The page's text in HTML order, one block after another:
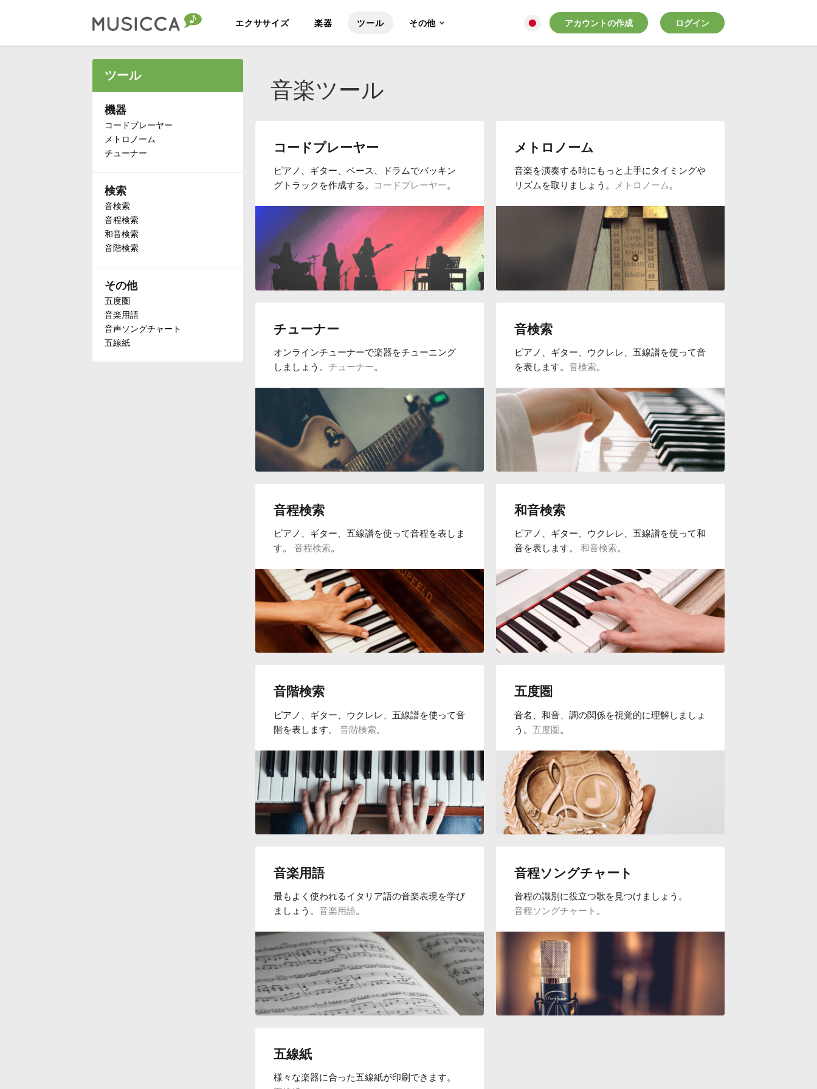
エクササイズ 楽器 ツール その他
Dansk
English
Français
한국어
アカウントの作成 ログイン
ツール
機器
コードプレーヤー
メトロノーム
チューナー
検索
音検索
音程検索
和音検索
音階検索
その他
五度圏
音楽用語
音声ソングチャート
五線紙
音楽ツール
コードプレーヤー
ピアノ、ギター、ベース、ドラムでバッキン
グトラックを作成する。 コードプレーヤー。
メトロノーム
音楽を演奏する時にもっと上手にタイミングや
リズムを取りましょう。 メトロノーム。
チューナー
オンラインチューナーで楽器をチューニング
しましょう。 チューナー。
音検索
ピアノ、ギター、ウクレレ、五線譜を使って音
を表します。 音検索。
音程検索
ピアノ、ギター、五線譜を使って音程を表しま
す。 音程検索。
和音検索
ピアノ、ギター、ウクレレ、五線譜を使って和
音を表します。 和音検索。
音階検索
ピアノ、ギター、ウクレレ、五線譜を使って音
階を表します。 音階検索。
五度圏
音名、和音、調の関係を視覚的に理解しましょ
う。 五度圏。
音楽用語
最もよく使われるイタリア語の音楽表現を学び
ましょう。 音楽用語。
音程ソングチャート
音程の識別に役立つ歌を見つけましょう。
音程ソングチャート 。
五線紙
様々な楽器に合った五線紙が印刷できます。